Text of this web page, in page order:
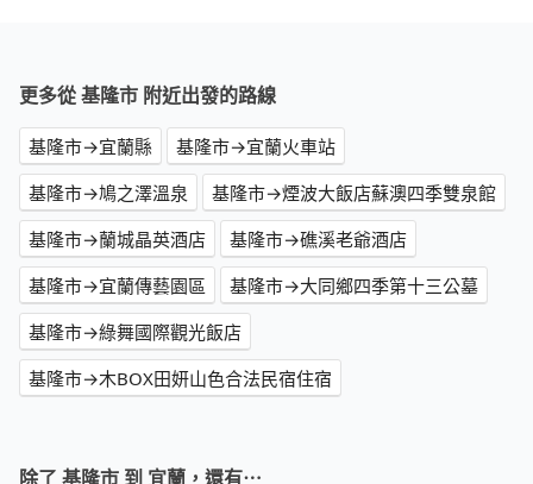
更多從 基隆市 附近出發的路線
基隆市→宜蘭縣
基隆市→宜蘭火車站
基隆市→鳩之澤溫泉
基隆市→煙波大飯店蘇澳四季雙泉館
基隆市→蘭城晶英酒店
基隆市→礁溪老爺酒店
基隆市→宜蘭傳藝園區
基隆市→大同鄉四季第十三公墓
基隆市→綠舞國際觀光飯店
基隆市→木BOX田妍山色合法民宿住宿
除了 基隆市 到 宜蘭，還有⋯